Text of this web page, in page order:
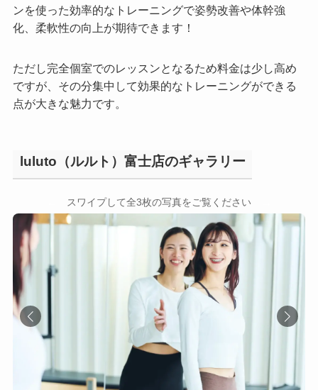
ンを使った効率的なトレーニングで姿勢改善や体幹強
化、柔軟性の向上が期待できます！
ただし完全個室でのレッスンとなるため料金は少し高め
ですが、その分集中して効果的なトレーニングができる
点が大きな魅力です。
luluto（ルルト）富士店のギャラリー
スワイプして全3枚の写真をご覧ください